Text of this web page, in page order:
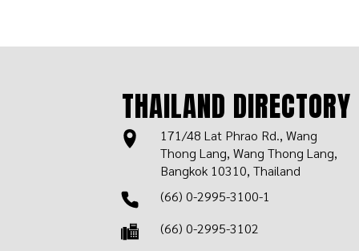
THAILAND DIRECTORY
171/48 Lat Phrao Rd., Wang
Thong Lang, Wang Thong Lang,
Bangkok 10310, Thailand
(66) 0-2995-3100-1
(66) 0-2995-3102